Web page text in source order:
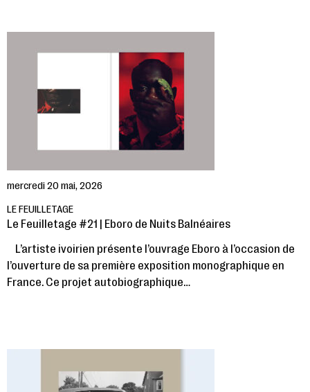
mercredi 20 mai, 2026
LE FEUILLETAGE
Le Feuilletage #21 | Eboro de Nuits Balnéaires
L’artiste ivoirien présente l’ouvrage Eboro à l’occasion de
l’ouverture de sa première exposition monographique en
France. Ce projet autobiographique…